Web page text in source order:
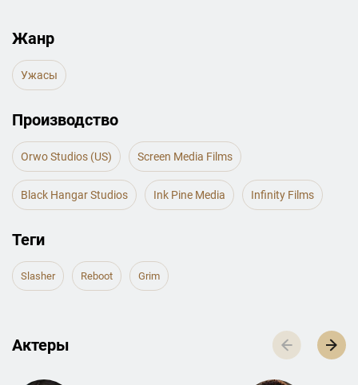
Жанр
Ужасы
Производство
Orwo Studios (US) Screen Media Films
Black Hangar Studios Ink Pine Media Infinity Films
Теги
Slasher Reboot Grim
Актеры